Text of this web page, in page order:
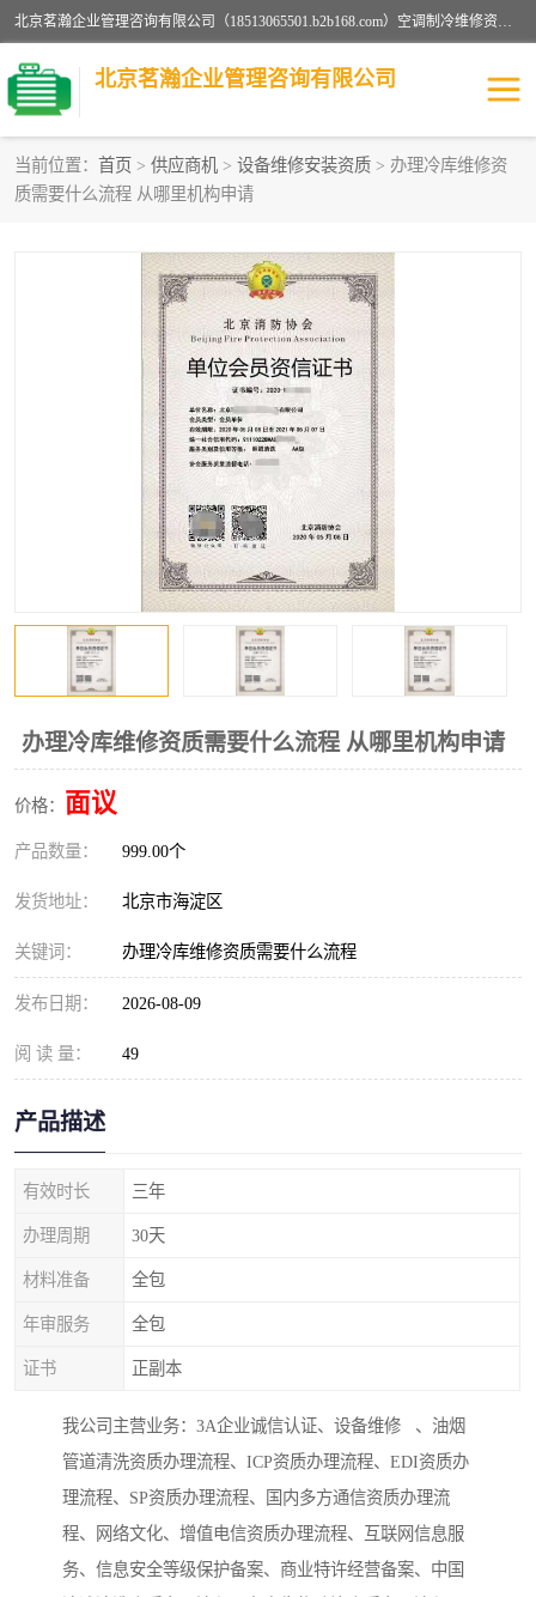
北京茗瀚企业管理咨询有限公司（18513065501.b2b168.com）空调制冷维修资质,油烟管道清洗资质,清洗行业资质公司秉承“顾客至上，锐意进缺的经营理念，我们提供高质量的产品，坚持“客户”的原则为广大客户提供贴心服务。如果你对公司的产品感兴趣，可以联系高经理，我们会用好的产品和服务让您满意。
北京茗瀚企业管理咨询有限公司
当前位置： 首页 > 供应商机 > 设备维修安装资质 > 办理冷库维修资
质需要什么流程 从哪里机构申请
办理冷库维修资质需要什么流程 从哪里机构申请
价格： 面议
产品数量： 999.00个
发货地址： 北京市海淀区
关键词： 办理冷库维修资质需要什么流程
发布日期： 2026-08-09
阅 读 量： 49
产品描述
有效时长 三年
办理周期 30天
材料准备 全包
年审服务 全包
证书 正副本
我公司主营业务：3A企业诚信认证、设备维修 、油烟
管道清洗资质办理流程、ICP资质办理流程、EDI资质办
理流程、SP资质办理流程、国内多方通信资质办理流
程、网络文化、增值电信资质办理流程、互联网信息服
务、信息安全等级保护备案、商业特许经营备案、中国
烟道清洗资质
认证服务
防爆电气维修安装资质 空调制冷维修安装资质
矿用设备检修资质